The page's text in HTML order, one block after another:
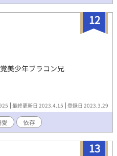
12
美少年ブラコン兄
最終更新日 2023.4.15 登録日 2023.3.29
依存
13